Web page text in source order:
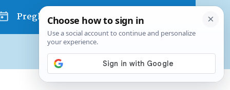
Pregled dana
Već od10 EURmjesečno